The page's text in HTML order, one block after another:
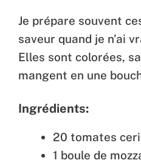
Je prépare souvent
saveur quand je n’ai
Elles sont colorées,
mangent en une
Ingrédients:
20 tomates
1 boule de